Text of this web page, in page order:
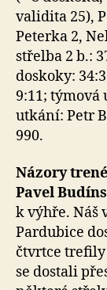
validita 25),
Peterka 2,
střelba 2 b.:
doskoky:
9:11; týmová
utkání: Petr
990.
Názory
Pavel
k výhře. Náš
Pardubice
čtvrtce
se dostali